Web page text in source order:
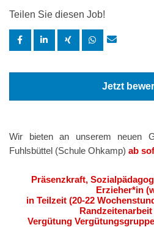
Teilen Sie diesen Job!
Jetzt
Wir bieten an unserem neuen
Fuhlsbüttel (Schule Ohkamp) ab
Präsenzkraft,
Erzieher*in
in Teilzeit (20-22
Vergütung